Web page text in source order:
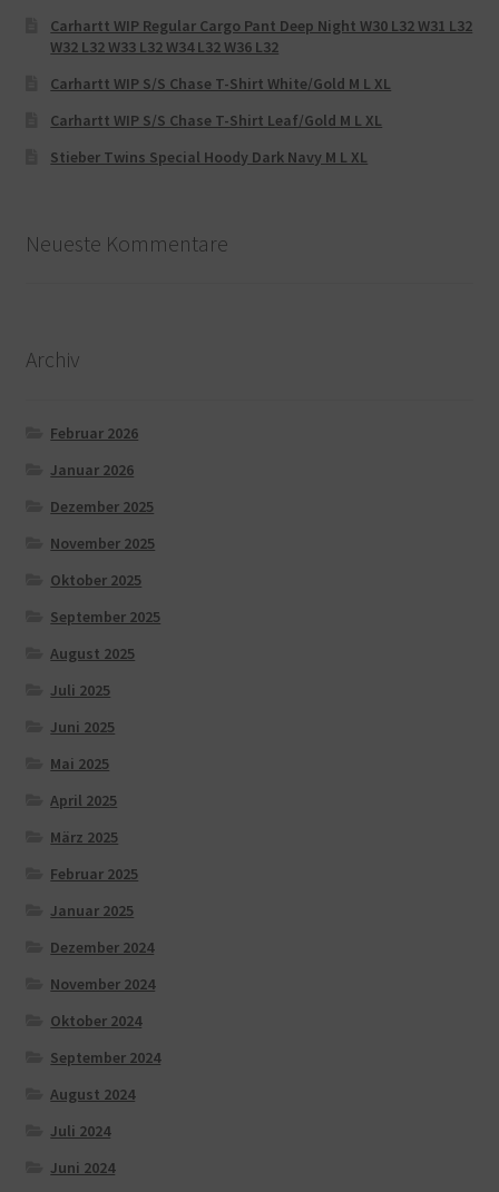
Carhartt WIP Regular Cargo Pant Deep Night W30 L32 W31 L32
W32 L32 W33 L32 W34 L32 W36 L32
Carhartt WIP S/S Chase T-Shirt White/Gold M L XL
Carhartt WIP S/S Chase T-Shirt Leaf/Gold M L XL
Stieber Twins Special Hoody Dark Navy M L XL
Neueste Kommentare
Archiv
Februar 2026
Januar 2026
Dezember 2025
November 2025
Oktober 2025
September 2025
August 2025
Juli 2025
Juni 2025
Mai 2025
April 2025
März 2025
Februar 2025
Januar 2025
Dezember 2024
November 2024
Oktober 2024
September 2024
August 2024
Juli 2024
Juni 2024